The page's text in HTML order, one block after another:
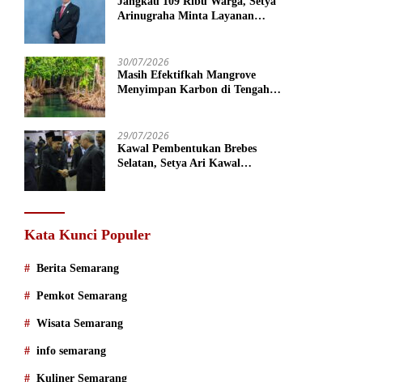
Arinugraha Minta Layanan
30/07/2026
Masih Efektifkah Mangrove
Menyimpan Karbon di Tengah
29/07/2026
Kawal Pembentukan Brebes
Selatan, Setya Ari Kawal
Kata Kunci Populer
Berita Semarang
Pemkot Semarang
Wisata Semarang
info semarang
Kuliner Semarang